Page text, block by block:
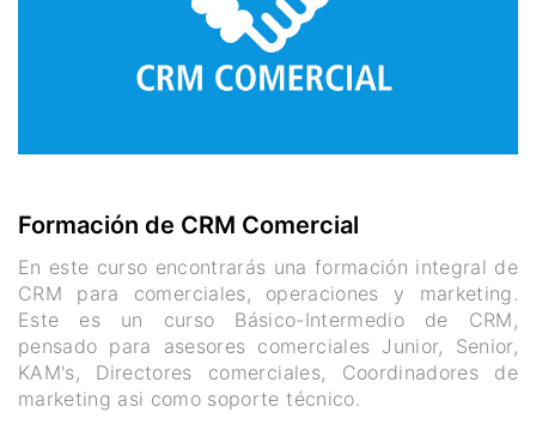
Formación de CRM Comercial
En este curso encontrarás una formación integral de
CRM para comerciales, operaciones y marketing.
Este es un curso Básico-Intermedio de CRM,
pensado para asesores comerciales Junior, Senior,
KAM's, Directores comerciales, Coordinadores de
marketing asi como soporte técnico.